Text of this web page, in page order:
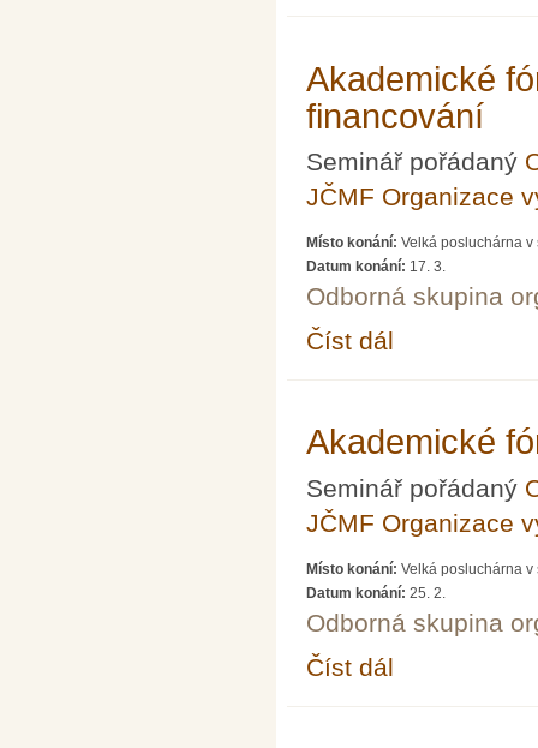
Akademické
financování
Seminář pořádaný
JČMF Organizace
Místo konání: Velká posluchárna v
Datum konání: 17. 3.
Odborná skupina
Číst dál
Akademické
Seminář pořádaný
JČMF Organizace
Místo konání: Velká posluchárna v
Datum konání: 25. 2.
Odborná skupina
Číst dál